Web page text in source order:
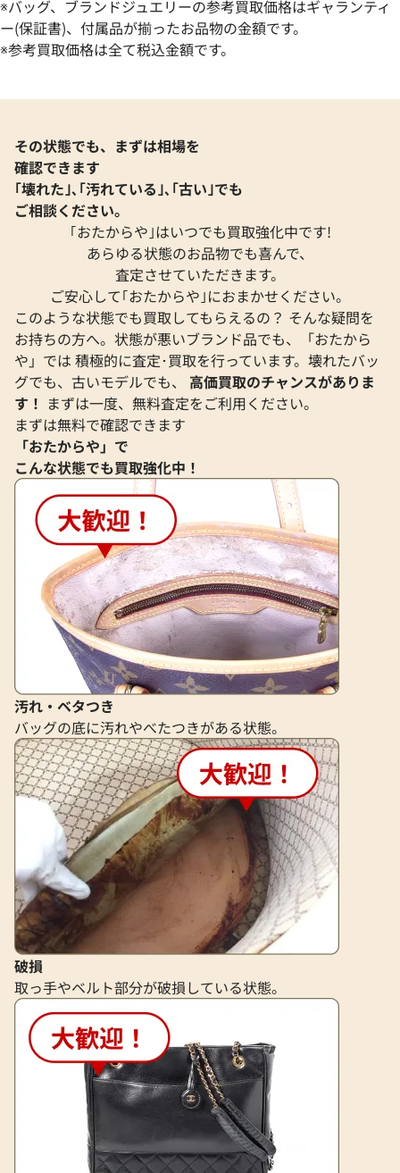
エルメス コンスタンスミニ アリゲーター
マット U刻印
参考買取価格
2024年3月3日時点
エルメス コンス
ン U刻印
2024年3月3日時点
エルメス リンディ30 ニロティカス □K刻
参考買取価格
1,683,000円
2023年7月18日時点
エルメス ボリー
ス
2023年10月18日
エルメス ピコタンロックPM オーストリ
ッチ D刻印
参考買取価格
2022年6月18日時点
エルメス ガーデ
ッグ ネゴンダ ブ
参考買取価格
ASK
2024年2月3日時点
※バッグ、ブランドジュエリーの参考買取価格はギャランティ
ー(保証書)、付属品が揃ったお品物の金額です。
※参考買取価格は全て税込金額です。
その状態でも、まずは相場を
確認できます
｢壊れた｣､｢汚れている｣､｢古い｣でも
ご相談ください。
｢おたからや｣はいつでも買取強化中です!
あらゆる状態のお品物でも喜んで、
査定させていただきます。
ご安心して｢おたからや｣におまかせください。
このような状態でも買取してもらえるの？ そんな疑問を
お持ちの方へ。状態が悪いブランド品でも、「おたから
や」では 積極的に査定･買取を行っています。壊れたバッ
グでも、古いモデルでも、 高価買取のチャンスがありま
す！ まずは一度、無料査定をご利用ください。
まずは無料で確認できます
「おたからや」で
こんな状態でも買取強化中！
汚れ・ベタつき
バッグの底に汚れやべたつきがある状態。
破損
取っ手やベルト部分が破損している状態。